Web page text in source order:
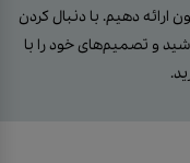
ارائه دهیم. با دنبال کردن
و تصمیم‌های خود را با